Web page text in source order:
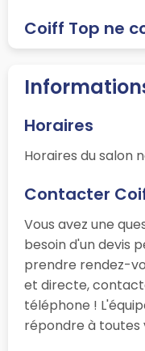
Coiff Top ne
Horaires
Horaires du salon
Contacter
Vous avez une
besoin d'un devis
prendre rendez-
et directe,
téléphone !
répondre à toutes